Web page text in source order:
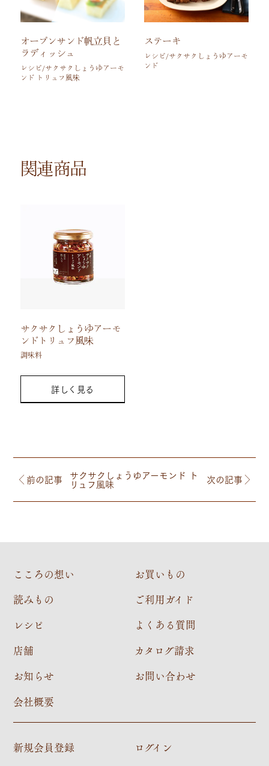
オープンサンド帆立貝と
ラディッシュ
レシピ/サクサクしょうゆアーモ
ンド トリュフ風味
ステーキ
レシピ/サクサクしょうゆアーモ
ンド
関連商品
サクサクしょうゆアーモ
ンドトリュフ風味
調味料
詳しく見る
前の記事 サクサクしょうゆアーモンド ト
リュフ風味 次の記事
こころの想い
読みもの
レシピ
店舗
お知らせ
会社概要
お買いもの
ご利用ガイド
よくある質問
カタログ請求
お問い合わせ
新規会員登録 ログイン